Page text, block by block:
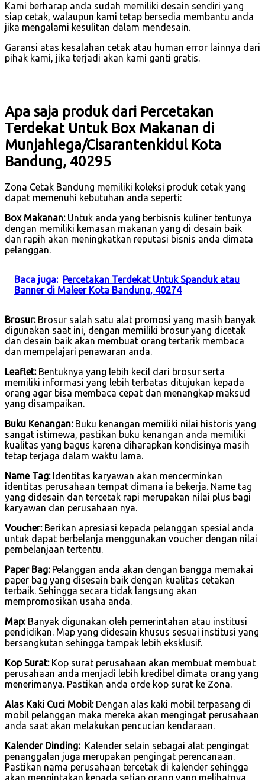
Kami berharap anda sudah memiliki desain sendiri yang
siap cetak, walaupun kami tetap bersedia membantu anda
jika mengalami kesulitan dalam mendesain.
Garansi atas kesalahan cetak atau human error lainnya dari
pihak kami, jika terjadi akan kami ganti gratis.
Apa saja produk dari Percetakan
Terdekat Untuk Box Makanan di
Munjahlega/Cisarantenkidul Kota
Bandung, 40295
Zona Cetak Bandung memiliki koleksi produk cetak yang
dapat memenuhi kebutuhan anda seperti:
Box Makanan:Untuk anda yang berbisnis kuliner tentunya
dengan memiliki kemasan makanan yang di desain baik
dan rapih akan meningkatkan reputasi bisnis anda dimata
pelanggan.
Baca juga: Percetakan Terdekat Untuk Spanduk atau
Banner di Maleer Kota Bandung, 40274
Brosur:Brosur salah satu alat promosi yang masih banyak
digunakan saat ini, dengan memiliki brosur yang dicetak
dan desain baik akan membuat orang tertarik membaca
dan mempelajari penawaran anda.
Leaflet:Bentuknya yang lebih kecil dari brosur serta
memiliki informasi yang lebih terbatas ditujukan kepada
orang agar bisa membaca cepat dan menangkap maksud
yang disampaikan.
Buku Kenangan:Buku kenangan memiliki nilai historis yang
sangat istimewa, pastikan buku kenangan anda memiliki
kualitas yang bagus karena diharapkan kondisinya masih
tetap terjaga dalam waktu lama.
Name Tag:Identitas karyawan akan mencerminkan
identitas perusahaan tempat dimana ia bekerja. Name tag
yang didesain dan tercetak rapi merupakan nilai plus bagi
karyawan dan perusahaan nya.
Voucher:Berikan apresiasi kepada pelanggan spesial anda
untuk dapat berbelanja menggunakan voucher dengan nilai
pembelanjaan tertentu.
Paper Bag:Pelanggan anda akan dengan bangga memakai
paper bag yang disesain baik dengan kualitas cetakan
terbaik. Sehingga secara tidak langsung akan
mempromosikan usaha anda.
Map:Banyak digunakan oleh pemerintahan atau institusi
pendidikan. Map yang didesain khusus sesuai institusi yang
bersangkutan sehingga tampak lebih eksklusif.
Kop Surat:Kop surat perusahaan akan membuat membuat
perusahaan anda menjadi lebih kredibel dimata orang yang
menerimanya. Pastikan anda orde kop surat ke Zona.
Alas Kaki Cuci Mobil:Dengan alas kaki mobil terpasang di
mobil pelanggan maka mereka akan mengingat perusahaan
anda saat akan melakukan pencucian kendaraan.
Kalender Dinding:Kalender selain sebagai alat pengingat
penanggalan juga merupakan pengingat perencanaan.
Pastikan nama perusahaan tercetak di kalender sehingga
akan mengintakan kepada setiap orang yang melihatnya.